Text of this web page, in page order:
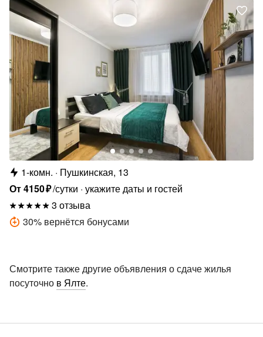
1-комн.
Пушкинская, 13
От4150₽/сутки укажите даты и гостей
3 отзыва
30% вернётся бонусами
Смотрите также другие объявления о сдаче жилья
посуточно в Ялте.